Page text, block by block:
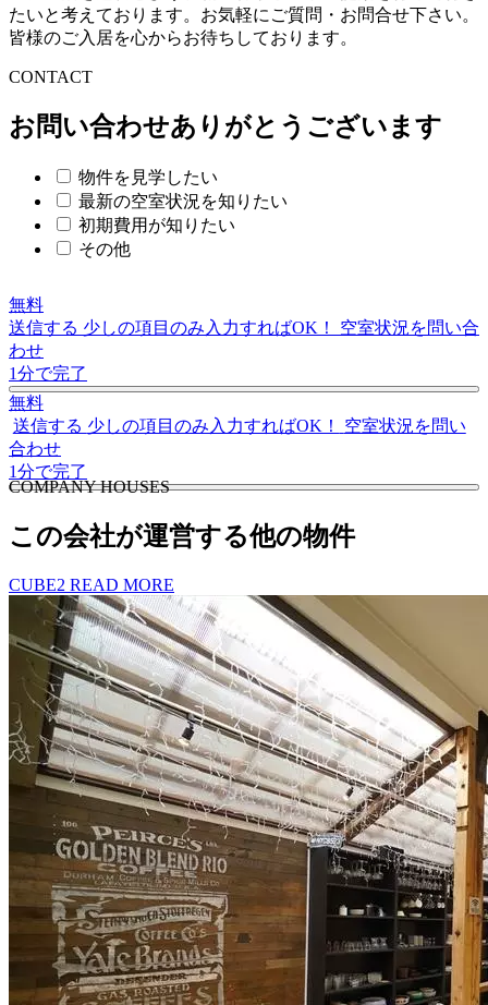
たいと考えております。お気軽にご質問・お問合せ下さい。
皆様のご入居を心からお待ちしております。
CONTACT
お問い合わせありがとうございます
物件を見学したい
最新の空室状況を知りたい
初期費用が知りたい
その他
無料
送信する 少しの項目のみ入力すればOK！
空室状況を問い合
わせ
1分で完了
無料
送信する 少しの項目のみ入力すればOK！
空室状況を問い
合わせ
1分で完了
COMPANY HOUSES
この会社が運営する他の物件
CUBE2 READ MORE